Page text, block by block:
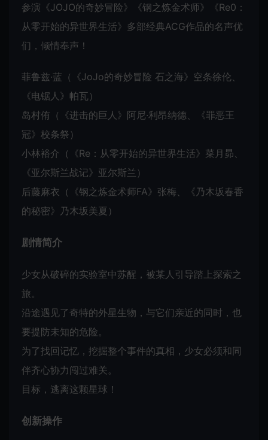
参演《JOJO的奇妙冒险》《钢之炼金术师》《Re0：
从零开始的异世界生活》多部经典ACG作品的名声优
们，倾情奉声！
菲鲁兹·蓝（《JoJo的奇妙冒险 石之海》空条徐伦、
《电锯人》帕瓦）
岛村侑（《进击的巨人》阿尼·利昂纳德、《罪恶王
冠》校条祭）
小林裕介（《Re：从零开始的异世界生活》菜月昴、
《亚尔斯兰战记》亚尔斯兰）
后藤麻衣（《钢之炼金术师FA》张梅、《乃木坂春香
的秘密》乃木坂美夏）
剧情简介
少女从破碎的实验室中苏醒，被某人引导踏上探索之
旅。
沿途遇见了奇特的外星生物，与它们亲近的同时，也
要提防未知的危险。
为了找回记忆，挖掘整个事件的真相，少女必须和同
伴齐心协力闯过难关。
目标，逃离这颗星球！
创新操作